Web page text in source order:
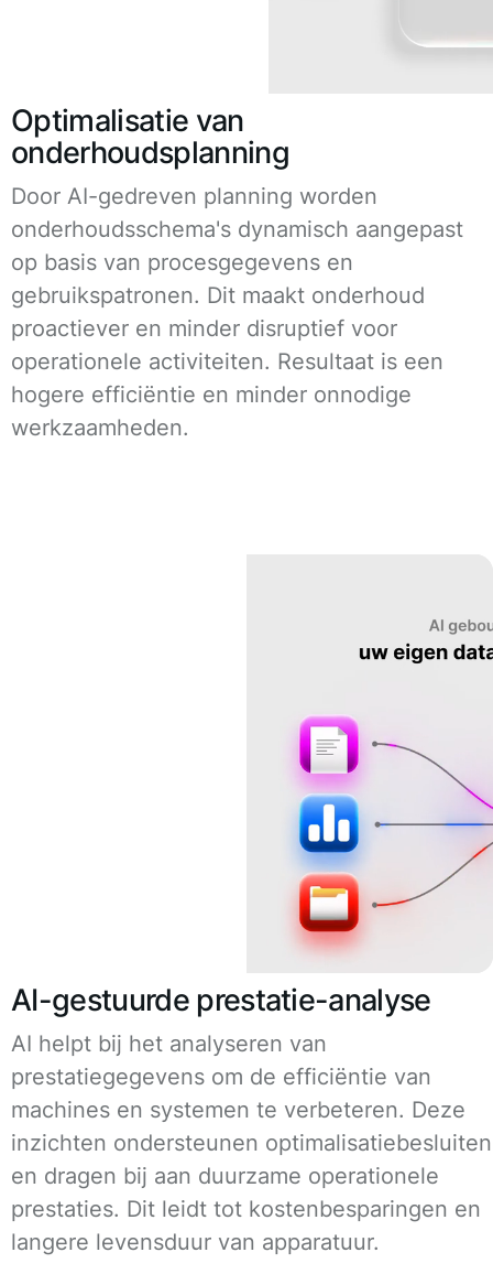
Optimalisatie van
onderhoudsplanning
Door AI-gedreven planning worden
onderhoudsschema's dynamisch aangepast
op basis van procesgegevens en
gebruikspatronen. Dit maakt onderhoud
proactiever en minder disruptief voor
operationele activiteiten. Resultaat is een
hogere efficiëntie en minder onnodige
werkzaamheden.
AI-gestuurde prestatie-analyse
AI helpt bij het analyseren van
prestatiegegevens om de efficiëntie van
machines en systemen te verbeteren. Deze
inzichten ondersteunen optimalisatiebesluiten
en dragen bij aan duurzame operationele
prestaties. Dit leidt tot kostenbesparingen en
langere levensduur van apparatuur.